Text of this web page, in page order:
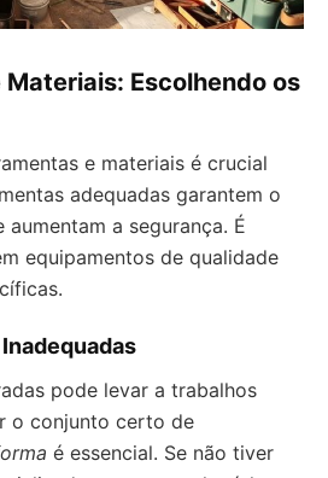
Materiais: Escolhendo os
e materiais é crucial
adequadas garantem o
a segurança. É
equipamentos de qualidade
pode levar a trabalhos
o conjunto certo de
é essencial. Se não tiver